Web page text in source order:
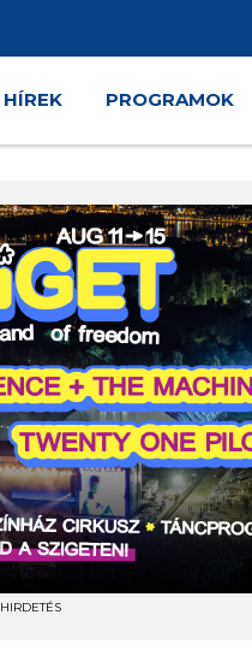
HÍREK PROGRAMOK
HIRDETÉS